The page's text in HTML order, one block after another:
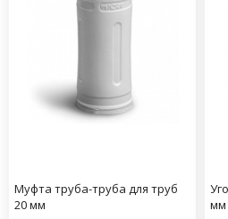
Муфта труба-труба для труб
20 мм
мм